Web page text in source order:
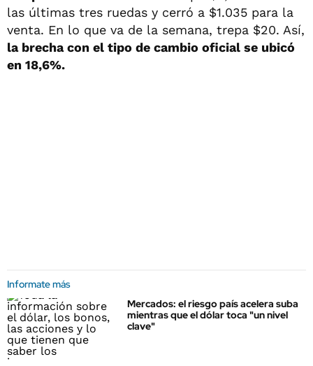
las últimas tres ruedas y cerró a $1.035 para la
venta. En lo que va de la semana, trepa $20. Así,
la brecha con el tipo de cambio oficial se ubicó
en 18,6%.
Informate más
Mercados: el riesgo país acelera suba
mientras que el dólar toca "un nivel
clave"